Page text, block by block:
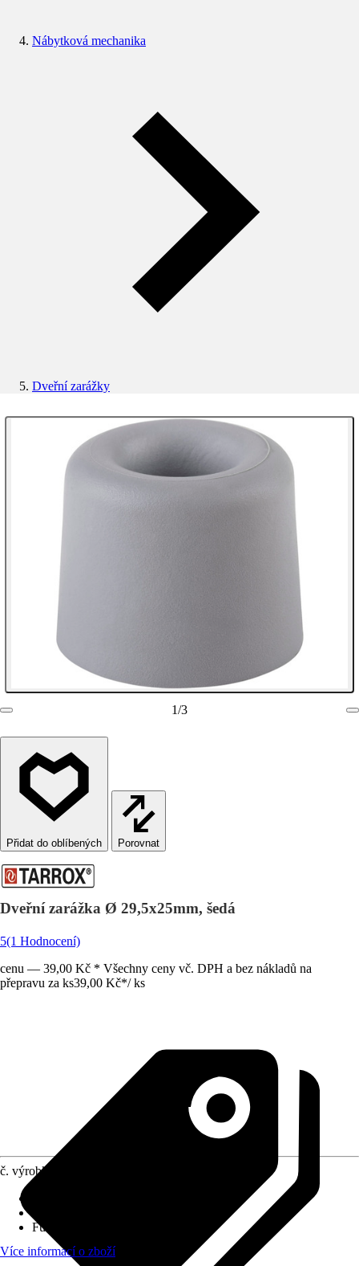
Nábytková mechanika
Dveřní zarážky
1/3
Porovnat
Dveřní zarážka Ø 29,5x25mm, šedá
5(1 Hodnocení)
cenu — 39,00 Kč * Všechny ceny vč. DPH a bez nákladů na
přepravu za ks39,00 Kč*/ ks
č. výrobku
Funkce
Více informací o zboží